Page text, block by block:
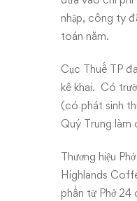
nhập, công ty
toán năm.
Cục Thuế TP
kê khai. Có
(có phát sinh
Quý Trung làm
Thương hiệu
Highlands
phần từ Phở 24